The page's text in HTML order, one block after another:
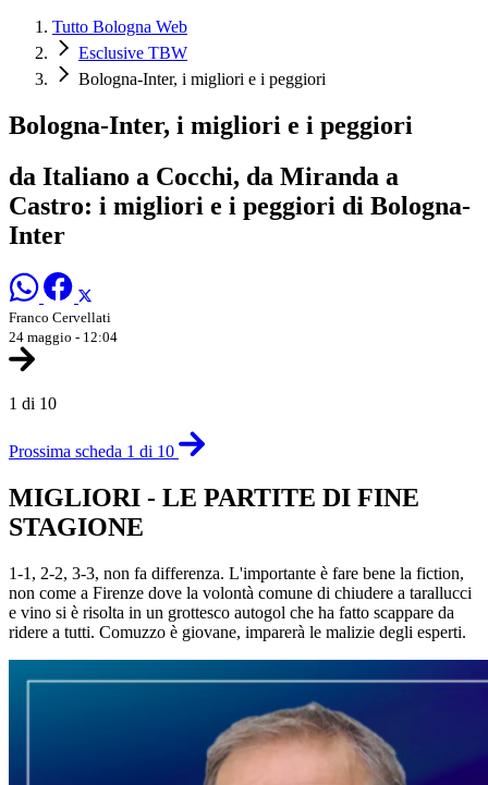
Tutto Bologna Web
Esclusive TBW
Bologna-Inter, i migliori e i peggiori
Bologna-Inter, i migliori e i peggiori
da Italiano a Cocchi, da Miranda a
Castro: i migliori e i peggiori di Bologna-
Inter
Franco Cervellati
24 maggio - 12:04
1 di 10
Prossima scheda 1 di 10
MIGLIORI - LE PARTITE DI FINE
STAGIONE
1-1, 2-2, 3-3, non fa differenza. L'importante è fare bene la fiction,
non come a Firenze dove la volontà comune di chiudere a tarallucci
e vino si è risolta in un grottesco autogol che ha fatto scappare da
ridere a tutti. Comuzzo è giovane, imparerà le malizie degli esperti.